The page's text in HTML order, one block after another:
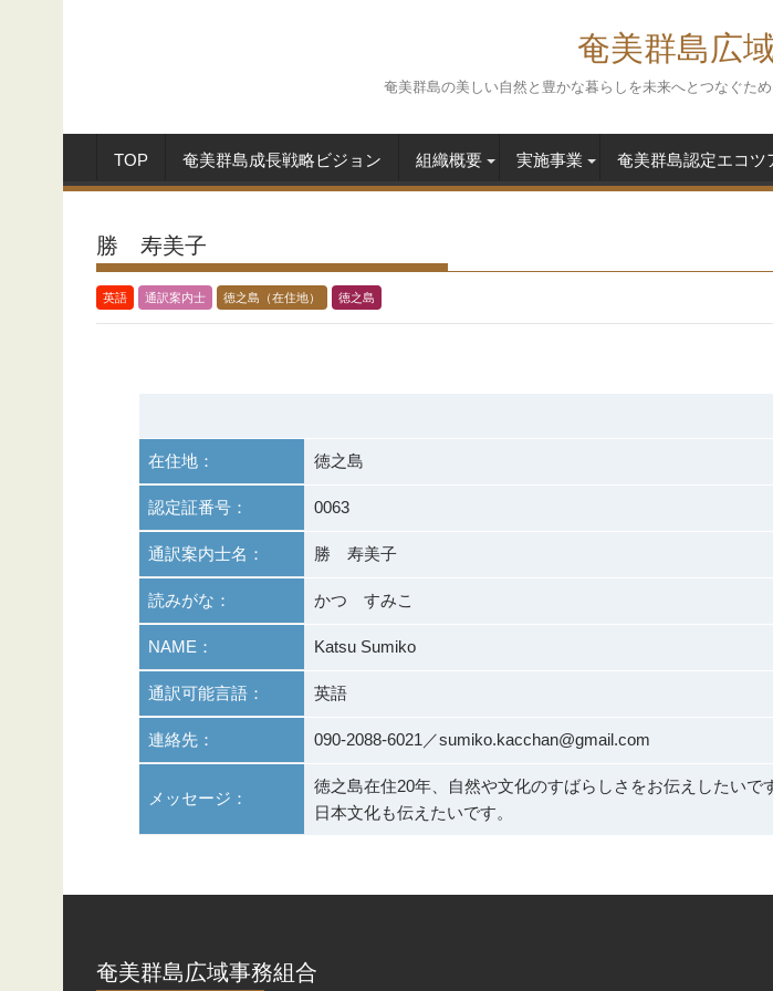
奄美群島広
奄美群島の美しい自然と豊かな暮らしを未来へとつなぐた
TOP 奄美群島成長戦略ビジョン 組織概要 実施事業 奄美群島認定エコツ
勝 寿美子
英語 通訳案内士 徳之島（在住地） 徳之島
在住地： 徳之島
認定証番号： 0063
通訳案内士名： 勝 寿美子
読みがな： かつ すみこ
NAME： Katsu Sumiko
通訳可能言語： 英語
連絡先： 090-2088-6021／sumiko.kacchan@gmail.com
メッセージ：
徳之島在住20年、自然や文化のすばらしさをお伝えしたいで
日本文化も伝えたいです。
奄美群島広域事務組合